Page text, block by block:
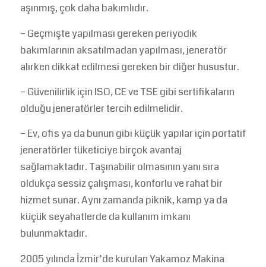
aşınmış, çok daha bakımlıdır.
– Geçmişte yapılması gereken periyodik
bakımlarının aksatılmadan yapılması, jeneratör
alırken dikkat edilmesi gereken bir diğer husustur.
– Güvenilirlik için ISO, CE ve TSE gibi sertifikaların
olduğu jeneratörler tercih edilmelidir.
– Ev, ofis ya da bunun gibi küçük yapılar için portatif
jeneratörler tüketiciye birçok avantaj
sağlamaktadır. Taşınabilir olmasının yanı sıra
oldukça sessiz çalışması, konforlu ve rahat bir
hizmet sunar. Aynı zamanda piknik, kamp ya da
küçük seyahatlerde da kullanım imkanı
bulunmaktadır.
2005 yılında İzmir’de kurulan Yakamoz Makina